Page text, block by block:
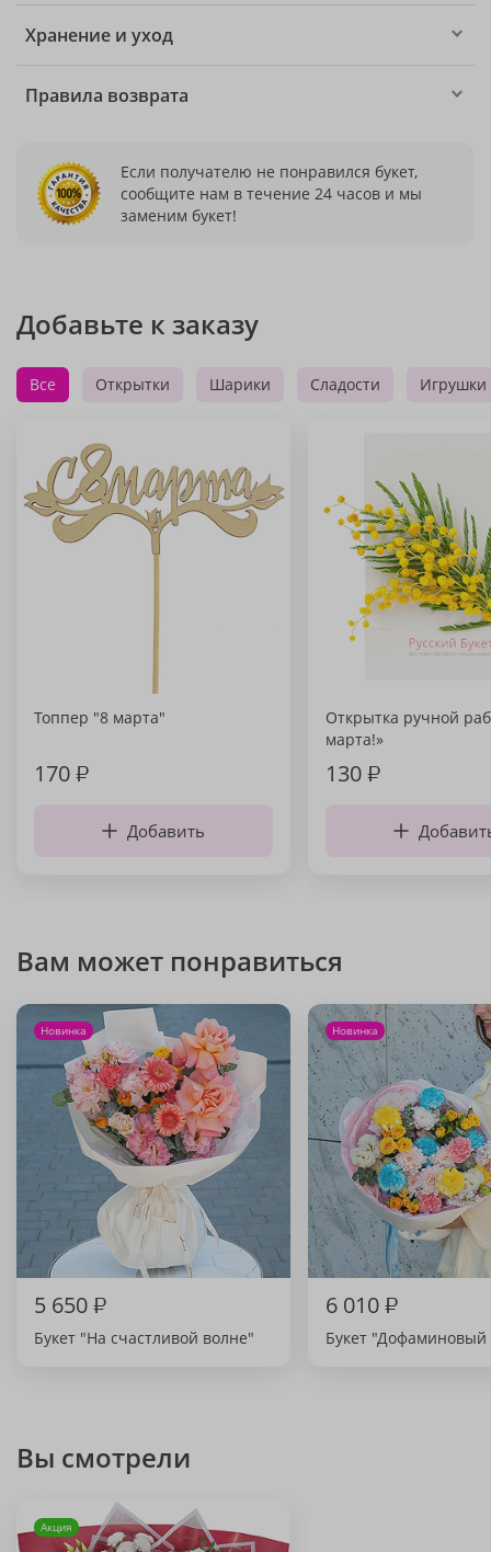
Хранение и уход
Правила возврата
Если получателю не понравился букет,
сообщите нам в течение 24 часов и мы
заменим букет!
Добавьте к заказу
Все Открытки Шарики Сладости Игрушки
Топпер "8 марта"
170₽
Добавить
Открытка ручной
марта!»
130₽
Вам может понравиться
Новинка
5 650₽
Букет "На счастливой волне"
Новинка
6 010₽
Букет "Дофаминовый
Вы смотрели
Акция